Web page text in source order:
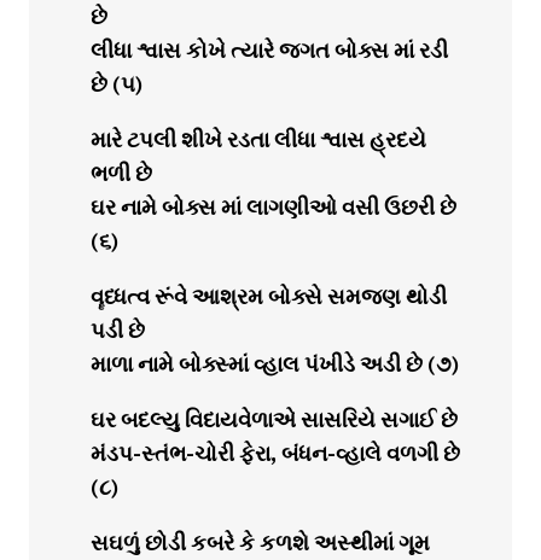
છે
લીધા શ્વાસ કોખે ત્યારે જગત બોક્સ માં રડી
છે (૫)
મારે ટપલી શીખે રડતા લીધા શ્વાસ હ્રદયે
ભળી છે
ઘર નામે બોક્સ માં લાગણીઓ વસી ઉછરી છે
(૬)
વૄધ્ધત્વ રૂંવે આશ્રમ બોક્સે સમજણ થોડી
પડી છે
માળા નામે બોક્સ્માં વ્હાલ પંખીડે અડી છે (૭)
ઘર બદલ્યુ વિદાયવેળાએ સાસરિયે સગાઈ છે
મંડપ-સ્તંભ-ચોરી ફેરા, બંધન-વ્હાલે વળગી છે
(૮)
સઘળું છોડી કબરે કે કળશે અસ્થીમાં ગૂમ